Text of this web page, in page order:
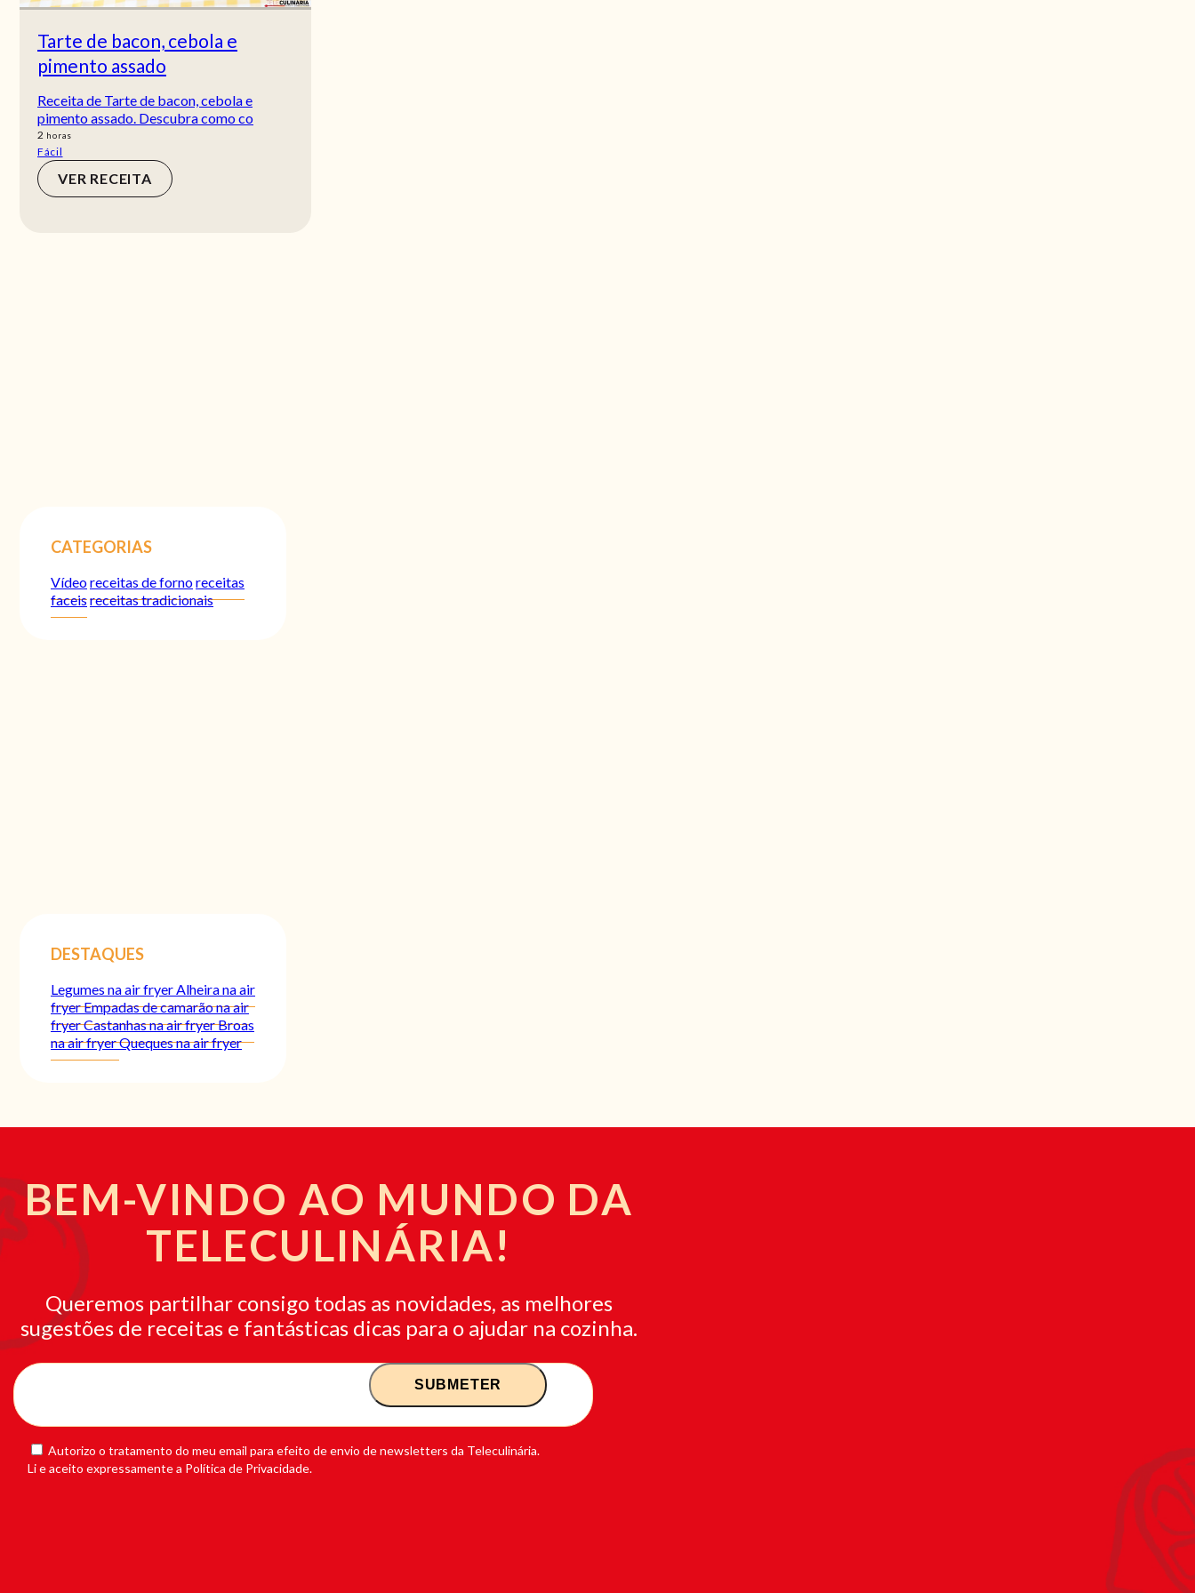
Tarte de bacon, cebola e
pimento assado
Receita de Tarte de bacon, cebola e
pimento assado. Descubra como co
2 horas
horas
Fácil
VER RECEITA
CATEGORIAS
Vídeoreceitas de fornoreceitas
faceisreceitas tradicionais
DESTAQUES
Legumes na air fryerAlheira na air
fryerEmpadas de camarão na air
fryerCastanhas na air fryerBroas
na air fryerQueques na air fryer
BEM-VINDO AO MUNDO DA
TELECULINÁRIA!
Queremos partilhar consigo todas as novidades, as melhores
sugestões de receitas e fantásticas dicas para o ajudar na cozinha.
Autorizo o tratamento do meu email para efeito de envio de newsletters da Teleculinária.
Li e aceito expressamente a Política de Privacidade.